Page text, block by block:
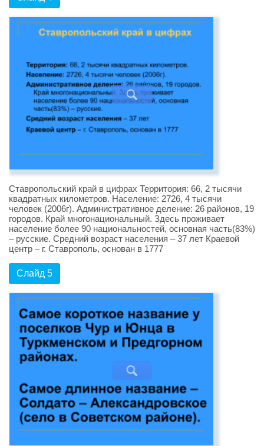
Ставропольский край в цифрах Территория: 66, 2 тысячи
квадратных километров. Население: 2726, 4 тысячи
человек (2006г). Административное деление: 26 районов, 19
городов. Край многонациональный. Здесь проживает
население более 90 национальностей, основная часть(83%)
– русские. Средний возраст населения – 37 лет Краевой
центр – г. Ставрополь, основан в 1777
Слайд 5